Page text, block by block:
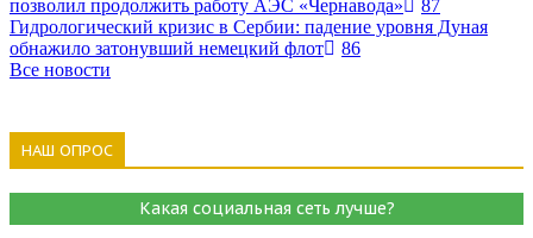
позволил продолжить работу АЭС «Чернавода»
87
Гидрологический кризис в Сербии: падение уровня Дуная
обнажило затонувший немецкий флот
86
Все новости
НАШ ОПРОС
Какая социальная сеть лучше?